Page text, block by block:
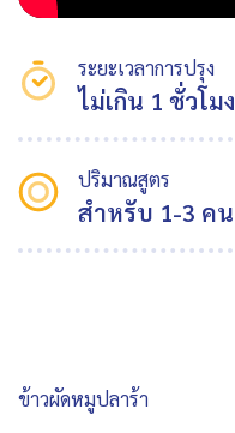
ระยะเวลาการปรุง
ไม่เกิน 1 ชั่วโมง
ปริมาณสูตร
สำหรับ 1-3 คน
ข้าวผัดหมูปลาร้า